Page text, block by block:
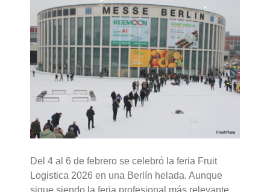
Del 4 al 6 de febrero se celebró la feria Fruit
Logistica 2026 en una Berlín helada. Aunque